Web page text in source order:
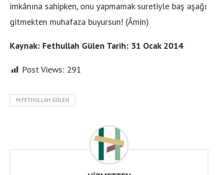
imkânına sahipken, onu yapmamak suretiyle baş aşağı
gitmekten muhafaza buyursun! (Âmin)
Kaynak: Fethullah Gülen Tarih: 31 Ocak 2014
Post Views: 291
M.FETHULLAH GÜLEN